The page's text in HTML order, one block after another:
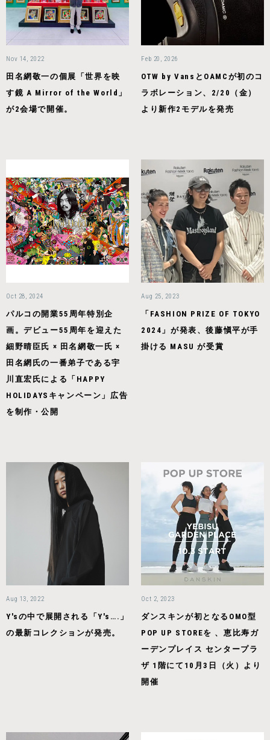
Nov 14, 2022
田名網敬一の個展「世界を映
す鏡 A Mirror of the World」
が2会場で開催。
Feb 20, 2026
OTW by VansとOAMCが初のコ
ラボレーション、2/20（金）
より新作2モデルを発売
Oct 28, 2024
パルコの開業55周年特別企
画。デビュー55周年を迎えた
細野晴臣氏 × 田名網敬一氏 ×
田名網氏の一番弟子である宇
川直宏氏による「HAPPY
HOLIDAYSキャンペーン」広告
を制作・公開
Aug 25, 2023
「FASHION PRIZE OF TOKYO
2024」が発表、後藤愼平が手
掛ける MASU が受賞
Aug 13, 2022
Y'sの中で展開される「Y's….」
の最新コレクションが発売。
Oct 2, 2023
ダンスキンが初となるOMO型
POP UP STOREを 、恵比寿ガ
ーデンプレイス センタープラ
ザ 1階にて10月3日（火）より
開催